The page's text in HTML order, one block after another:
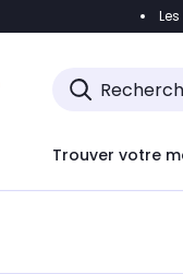
Accéder
Trouver votre